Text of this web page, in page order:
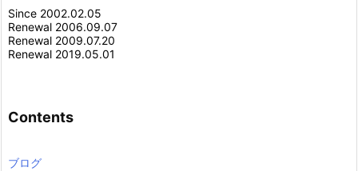
Since 2002.02.05
Renewal 2006.09.07
Renewal 2009.07.20
Renewal 2019.05.01
Contents
ブログ